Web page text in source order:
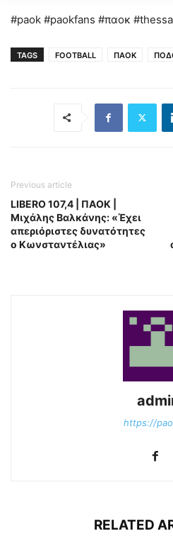
#paok #paokfans #παοκ
TAGS FOOTBALL ΠΑΟΚ
Previous article
LIBERO 107,4 | ΠΑΟΚ |
Μιχάλης Βαλκάνης: «Έχει
απεριόριστες δυνατότητες
ο Κωνσταντέλιας»
https://
RELATED